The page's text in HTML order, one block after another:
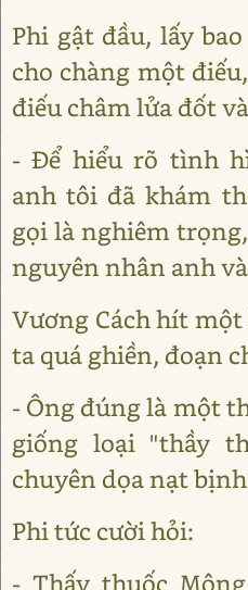
Phi gật đầu, lấy
cho chàng một
điếu châm lửa đốt
- Để hiểu rõ tình
anh tôi đã khám
gọi là nghiêm
nguyên nhân anh
Vương Cách hít
ta quá ghiền, đoạn
- Ông đúng là một
giống loại "thầy
chuyên dọa nạt
Phi tức cười hỏi:
- Thấy thuốc